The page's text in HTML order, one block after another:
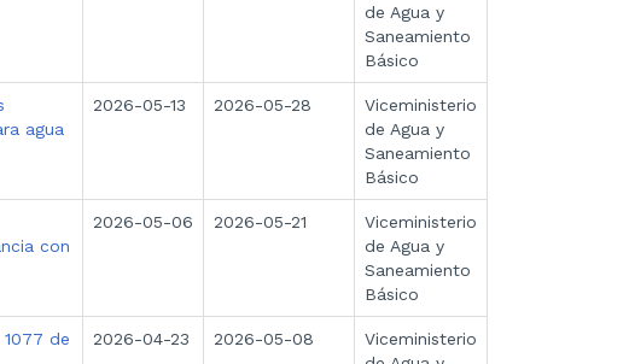
de Agua y
Saneamiento
Básico
agua
2026-05-13 2026-05-28
Viceministerio
de Agua y
Saneamiento
Básico
con
2026-05-06 2026-05-21
Viceministerio
de Agua y
Saneamiento
Básico
de
2026-04-23 2026-05-08
Viceministerio